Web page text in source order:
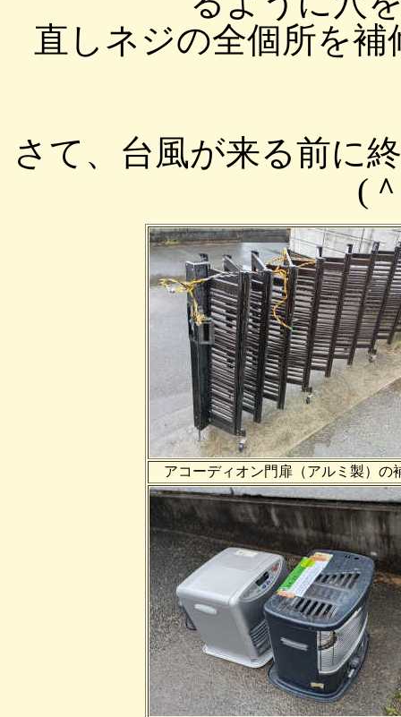
直しネジの全個所を
さて、台風が来る前に
(
アコーディオン門扉（アルミ製）の